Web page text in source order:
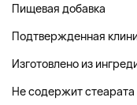
Пищевая добавка
Подтвержденная
Изготовлено из
Не содержит стеарата